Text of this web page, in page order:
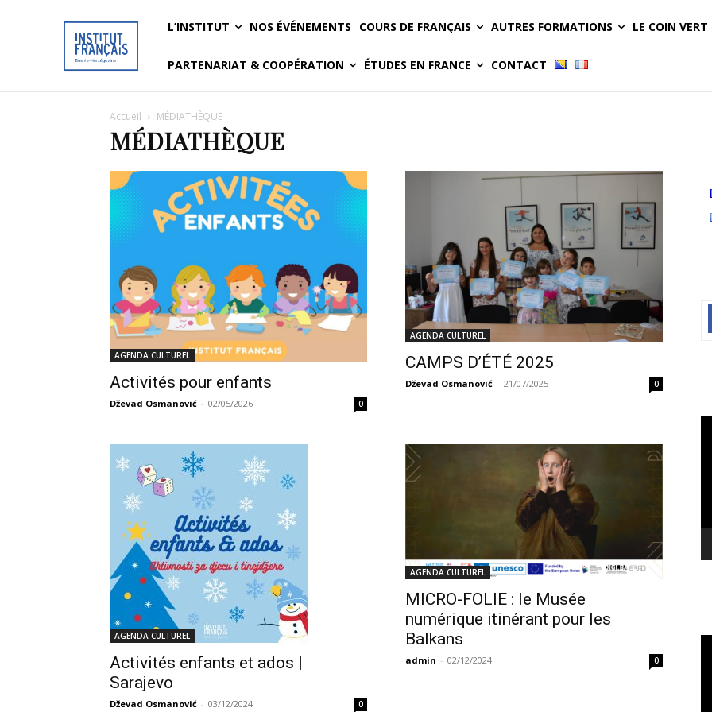
L’INSTITUT NOS ÉVÉNEMENTS COURS DE FRANÇAIS AUTRES FORMATIONS LE COIN VERT
PARTENARIAT & COOPÉRATION ÉTUDES EN FRANCE CONTACT
Accueil MÉDIATHÈQUE
MÉDIATHÈQUE
AGENDA CULTUREL
Activités pour enfants
Dževad Osmanović - 02/05/2026 0
AGENDA CULTUREL
CAMPS D’ÉTÉ 2025
Dževad Osmanović - 21/07/2025 0
AGENDA CULTUREL
Activités enfants et ados |
Sarajevo
Dževad Osmanović - 03/12/2024 0
AGENDA CULTUREL
MICRO-FOLIE : le Musée
numérique itinérant pour les
Balkans
admin - 02/12/2024 0